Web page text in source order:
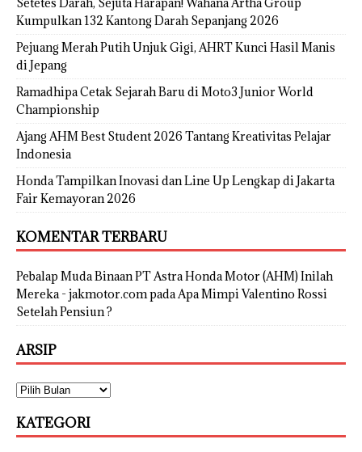
Kumpulkan 132 Kantong Darah Sepanjang 2026
Pejuang Merah Putih Unjuk Gigi, AHRT Kunci Hasil Manis
di Jepang
Ramadhipa Cetak Sejarah Baru di Moto3 Junior World
Championship
Ajang AHM Best Student 2026 Tantang Kreativitas Pelajar
Indonesia
Honda Tampilkan Inovasi dan Line Up Lengkap di Jakarta
Fair Kemayoran 2026
KOMENTAR TERBARU
Pebalap Muda Binaan PT Astra Honda Motor (AHM) Inilah
Mereka - jakmotor.compada Apa Mimpi Valentino Rossi
Setelah Pensiun ?
ARSIP
KATEGORI